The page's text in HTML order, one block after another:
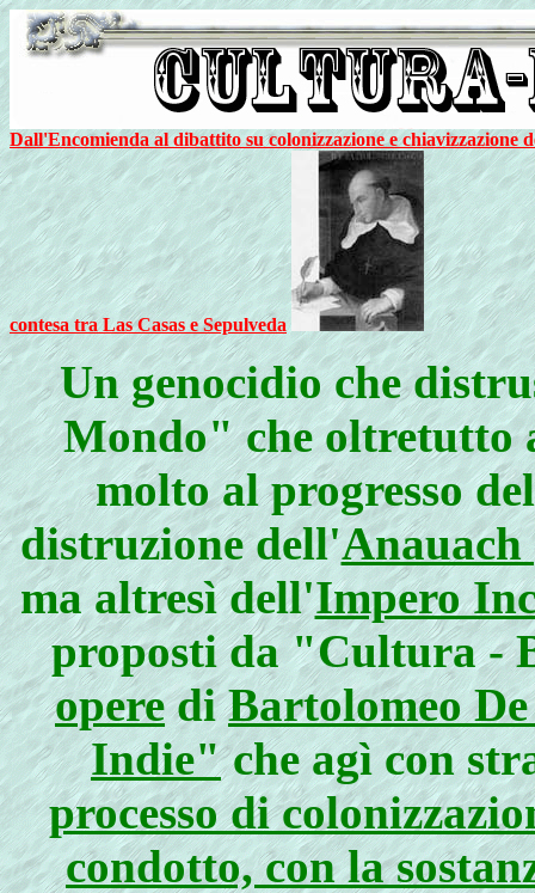
Dall'Encomienda al dibattito su colonizzazione e
contesa tra Las Casas e Sepulveda
Un genocidio che
Mondo" che oltretutto
molto al progresso
distruzione dell'Anauach
ma altresì dell'Impero
proposti da "Cultura -
operediBartolomeo
Indie"che agì con
processo di
condotto, con la